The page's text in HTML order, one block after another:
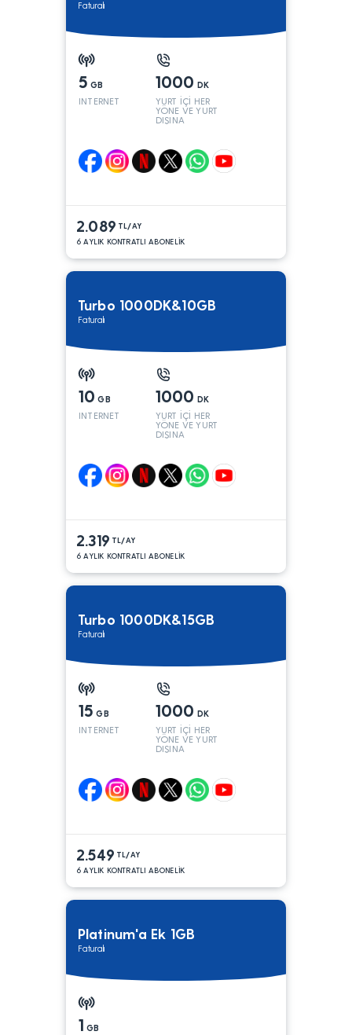
Faturalı
5 GB
INTERNET
1000 DK
YURT İÇİ HER
YÖNE VE YURT
DIŞINA
2.089 TL/AY
6 AYLIK KONTRATLI ABONELİK
Turbo 1000DK&10GB
Faturalı
10 GB
INTERNET
1000 DK
YURT İÇİ HER
YÖNE VE YURT
DIŞINA
2.319 TL/AY
6 AYLIK KONTRATLI ABONELİK
Turbo 1000DK&15GB
Faturalı
15 GB
INTERNET
1000 DK
YURT İÇİ HER
YÖNE VE YURT
DIŞINA
2.549 TL/AY
6 AYLIK KONTRATLI ABONELİK
Platinum'a Ek 1GB
Faturalı
1 GB